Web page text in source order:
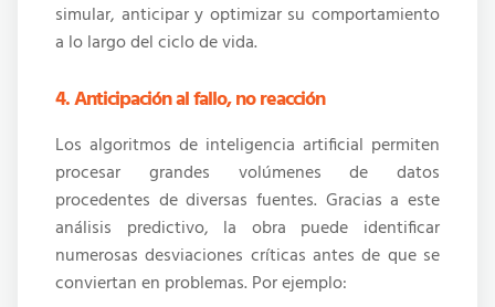
simular, anticipar y optimizar su comportamiento
a lo largo del ciclo de vida.
4. Anticipación al fallo, no reacción
Los algoritmos de inteligencia artificial permiten
procesar grandes volúmenes de datos
procedentes de diversas fuentes. Gracias a este
análisis predictivo, la obra puede identificar
numerosas desviaciones críticas antes de que se
conviertan en problemas. Por ejemplo: